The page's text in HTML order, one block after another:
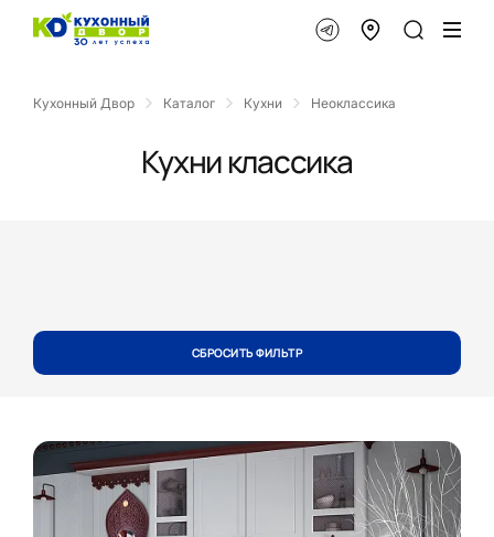
Кухонный Двор Каталог Кухни Неоклассика
Кухни классика
СБРОСИТЬ ФИЛЬТР
НОВИНКА